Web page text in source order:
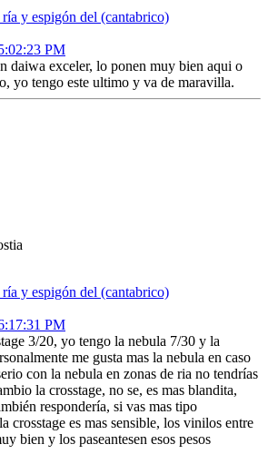
y espigón del (cantabrico)
PM
daiwa exceler, lo ponen muy bien aqui o
yo tengo este ultimo y va de maravilla.
y espigón del (cantabrico)
PM
3/20, yo tengo la nebula 7/30 y la
me gusta mas la nebula en caso
con la nebula en zonas de ria no tendrías
la crosstage, no se, es mas blandita,
respondería, si vas mas tipo
crosstage es mas sensible, los vinilos entre
bien y los paseantesen esos pesos